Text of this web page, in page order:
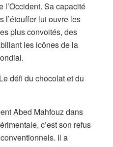
l’Occident. Sa capacité
l’étouffer lui ouvre les
plus convoités, des
les icônes de la
défi du chocolat et du
Abed Mahfouz dans
c’est son refus
Il a